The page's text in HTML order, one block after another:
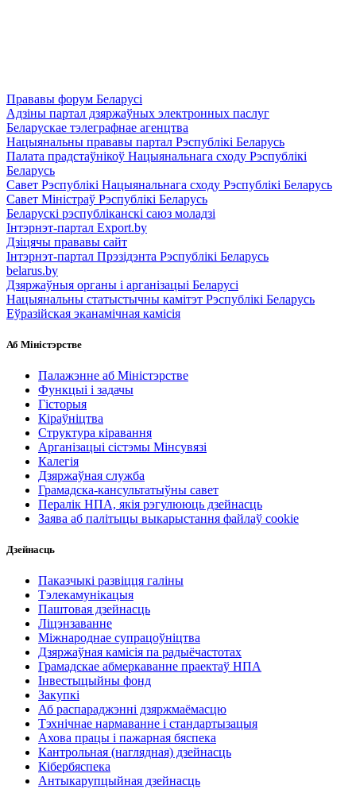
Прававы форум Беларусі
Адзіны партал дзяржаўных электронных паслуг
Беларускае тэлеграфнае агенцтва
Нацыянальны прававы партал Рэспублікі Беларусь
Палата прадстаўнікоў Нацыянальнага сходу Рэспублікі
Беларусь
Савет Рэспублікі Нацыянальнага сходу Рэспублікі Беларусь
Савет Міністраў Рэспублікі Беларусь
Беларускі рэспубліканскі саюз моладзі
Інтэрнэт-партал Export.by
Дзіцячы прававы сайт
Інтэрнэт-партал Прэзідэнта Рэспублікі Беларусь
belarus.by
Дзяржаўныя органы і арганізацыі Беларусі
Нацыянальны статыстычны камітэт Рэспублікі Беларусь
Еўразійская эканамічная камісія
Аб Міністэрстве
Палажэнне аб Міністэрстве
Функцыі і задачы
Гісторыя
Кіраўніцтва
Структура кіравання
Арганізацыі сістэмы Мінсувязі
Калегія
Дзяржаўная служба
Грамадска-кансультатыўны савет
Пералік НПА, якія рэгулююць дзейнасць
Заява аб палітыцы выкарыстання файлаў cookie
Дзейнасць
Паказчыкі развіцця галіны
Тэлекамунікацыя
Паштовая дзейнасць
Ліцэнзаванне
Міжнароднае супрацоўніцтва
Дзяржаўная камісія па радыёчастотах
Грамадскае абмеркаванне праектаў НПА
Інвестыцыйны фонд
Закупкі
Аб распараджэнні дзяржмаёмасцю
Тэхнічнае нармаванне і стандартызацыя
Ахова працы і пажарная бяспека
Кантрольная (наглядная) дзейнасць
Кібербяспека
Антыкарупцыйная дзейнасць